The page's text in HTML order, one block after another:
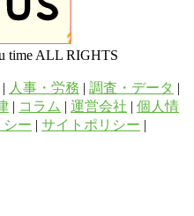
time ALL RIGHTS
| 人事・労務 | 調査・データ |
| コラム | 運営会社 | 個人情
ー | サイトポリシー |